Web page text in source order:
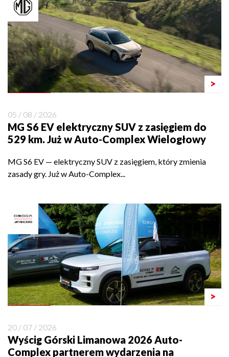
>
05 / 08 / 2026
MG S6 EV elektryczny SUV z zasięgiem do
529 km. Już w Auto-Complex Wielogłowy
MG S6 EV — elektryczny SUV z zasięgiem, który zmienia
zasady gry. Już w Auto-Complex...
>
20 / 07 / 2026
Wyścig Górski Limanowa 2026 Auto-
Complex partnerem wydarzenia na